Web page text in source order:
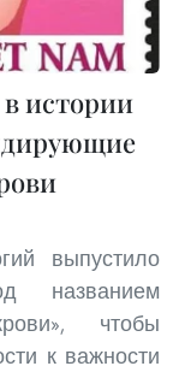
истории
выпустило
названием
чтобы
к важности